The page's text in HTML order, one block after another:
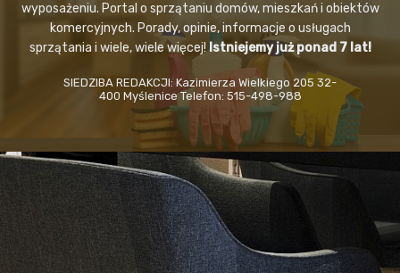
wyposażeniu. Portal o sprzątaniu domów, mieszkań i obiektów
komercyjnych. Porady, opinie, informacje o usługach
sprzątania i wiele, wiele więcej!Istniejemy już ponad 7 lat!
SIEDZIBA REDAKCJI: Kazimierza Wielkiego 205 32-
400 Myślenice Telefon: 515-498-988